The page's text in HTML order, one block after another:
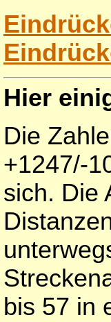
Hier
Die
+1247/-
sich. Die
bis 57 in